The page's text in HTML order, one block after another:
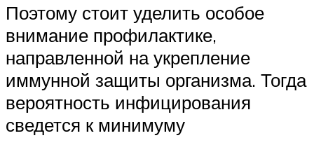
Поэтому стоит уделить особое
внимание профилактике,
направленной на укрепление
иммунной защиты организма. Тогда
вероятность инфицирования
сведется к минимуму